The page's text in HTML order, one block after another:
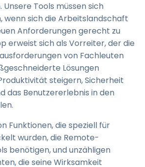
Unsere Tools müssen sich
wenn sich die Arbeitslandschaft
Anforderungen gerecht zu
erweist sich als Vorreiter, der die
von Fachleuten
Lösungen
steigern, Sicherheit
das Benutzererlebnis in den
Funktionen, die speziell für
wurden, die Remote-
benötigen, und unzähligen
die seine Wirksamkeit